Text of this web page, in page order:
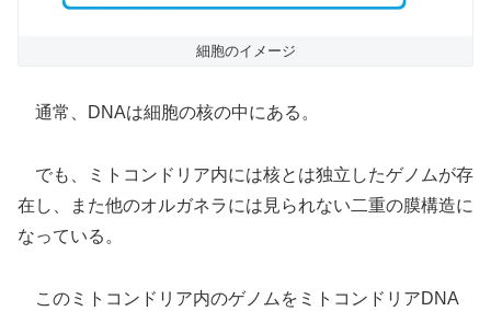
細胞のイメージ
通常、DNAは細胞の核の中にある。
でも、ミトコンドリア内には核とは独立したゲノムが存
在し、また他のオルガネラには見られない二重の膜構造に
なっている。
このミトコンドリア内のゲノムをミトコンドリアDNA